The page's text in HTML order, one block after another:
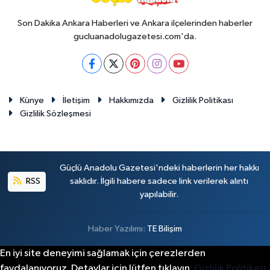
Son Dakika Ankara Haberleri ve Ankara ilçelerinden haberler
gucluanadolugazetesi.com'da.
Künye İletişim Hakkımızda
Gizlilik Politikası
Gizlilik Sözleşmesi
RSS
Güçlü Anadolu Gazetesi'ndeki haberlerin her hakkı
saklıdır. İlgili habere sadece link verilerek alıntı
yapılabilir.
Haber Yazılımı: TE Bilişim
En iyi site deneyimi sağlamak için çerezlerden